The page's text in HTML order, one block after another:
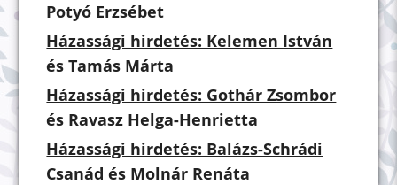
Potyó Erzsébet
Házassági hirdetés: Kelemen István
és Tamás Márta
Házassági hirdetés: Gothár Zsombor
és Ravasz Helga-Henrietta
Házassági hirdetés: Balázs-Schrádi
Csanád és Molnár Renáta